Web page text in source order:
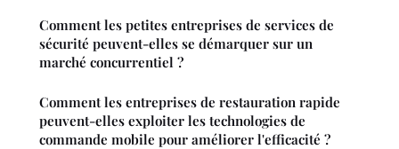
Comment les petites entreprises de services de
sécurité peuvent-elles se démarquer sur un
marché concurrentiel ?
Comment les entreprises de restauration rapide
peuvent-elles exploiter les technologies de
commande mobile pour améliorer l'efficacité ?